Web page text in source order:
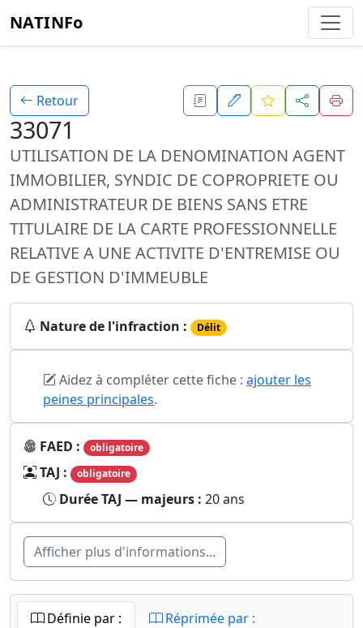
NATINFo
Retour
33071
UTILISATION DE LA DENOMINATION AGENT
IMMOBILIER, SYNDIC DE COPROPRIETE OU
ADMINISTRATEUR DE BIENS SANS ETRE
TITULAIRE DE LA CARTE PROFESSIONNELLE
RELATIVE A UNE ACTIVITE D'ENTREMISE OU
DE GESTION D'IMMEUBLE
Nature de l'infraction : Délit
Aidez à compléter cette fiche : ajouter les
peines principales.
FAED : obligatoire
TAJ : obligatoire
Durée TAJ — majeurs : 20 ans
Afficher plus d'informations...
Définie par : Réprimée par :